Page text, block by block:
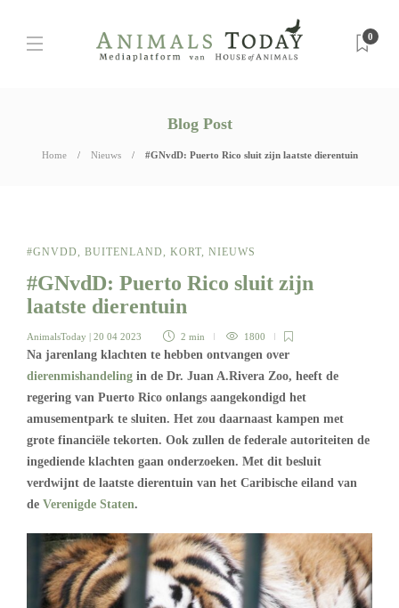
0
Blog Post
Home Nieuws #GNvdD: Puerto Rico sluit zijn laatste dierentuin
#GNVDD, BUITENLAND, KORT, NIEUWS
#GNvdD: Puerto Rico sluit zijn
laatste dierentuin
AnimalsToday | 20 04 2023 2 min 1800
Na jarenlang klachten te hebben ontvangen over
dierenmishandeling in de Dr. Juan A.Rivera Zoo, heeft de
regering van Puerto Rico onlangs aangekondigd het
amusementpark te sluiten. Het zou daarnaast kampen met
grote financiële tekorten. Ook zullen de federale autoriteiten de
ingediende klachten gaan onderzoeken. Met dit besluit
verdwijnt de laatste dierentuin van het Caribische eiland van
de Verenigde Staten.